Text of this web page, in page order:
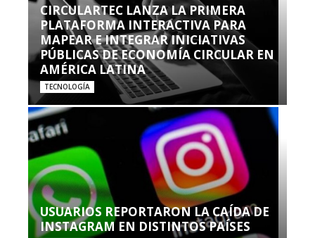
CIRCULARTEC LANZA LA PRIMERA
PLATAFORMA INTERACTIVA PARA
MAPEAR E INTEGRAR INICIATIVAS
PÚBLICAS DE ECONOMÍA CIRCULAR EN
AMÉRICA LATINA
TECNOLOGÍA
USUARIOS REPORTARON LA CAÍDA DE
INSTAGRAM EN DISTINTOS PAÍSES